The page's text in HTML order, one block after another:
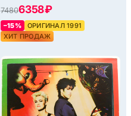
74806358 ₽
–15%
ОРИГИНАЛ 1991
ХИТ ПРОДАЖ